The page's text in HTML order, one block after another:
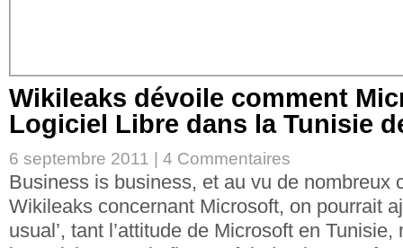
Wikileaks dévoile comment
Logiciel Libre dans la Tunisie
6 septembre 2011 | 4 Commentaires
Business is business, et au vu de nombreux
Wikileaks concernant Microsoft, on pourrait
usual’, tant l’attitude de Microsoft en